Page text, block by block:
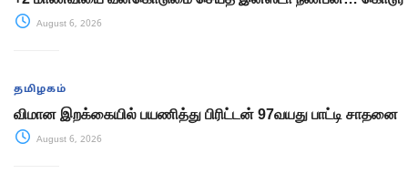
August 6, 2026
தமிழகம்
விமான இறக்கையில் பயணித்து பிரிட்டன் 97வயது பாட்டி சாதனை
August 6, 2026